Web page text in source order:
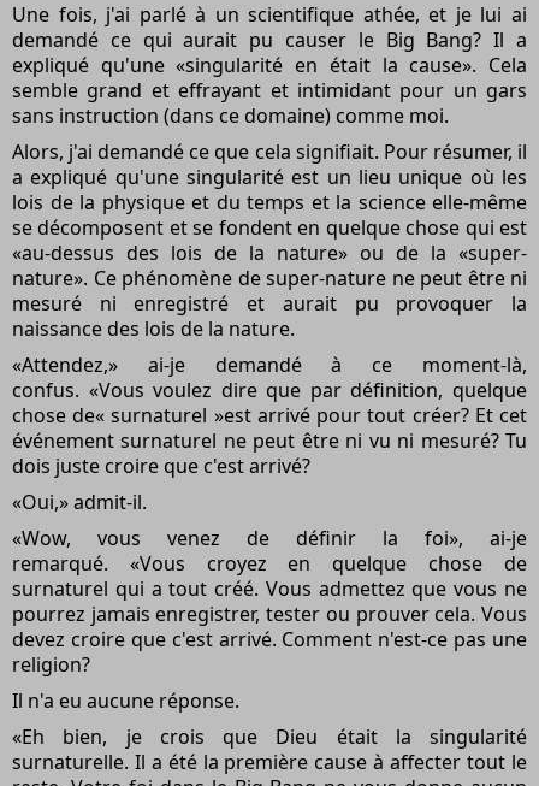
Une fois, j'ai parlé à un scientifique athée, et je lui ai
demandé ce qui aurait pu causer le Big Bang? Il a
expliqué qu'une «singularité en était la cause». Cela
semble grand et effrayant et intimidant pour un gars
sans instruction (dans ce domaine) comme moi.
Alors, j'ai demandé ce que cela signifiait. Pour résumer, il
a expliqué qu'une singularité est un lieu unique où les
lois de la physique et du temps et la science elle-même
se décomposent et se fondent en quelque chose qui est
«au-dessus des lois de la nature» ou de la «super-
nature». Ce phénomène de super-nature ne peut être ni
mesuré ni enregistré et aurait pu provoquer la
naissance des lois de la nature.
«Attendez,» ai-je demandé à ce moment-là,
confus. «Vous voulez dire que par définition, quelque
chose de« surnaturel »est arrivé pour tout créer? Et cet
événement surnaturel ne peut être ni vu ni mesuré? Tu
dois juste croire que c'est arrivé?
«Oui,» admit-il.
«Wow, vous venez de définir la foi», ai-je
remarqué. «Vous croyez en quelque chose de
surnaturel qui a tout créé. Vous admettez que vous ne
pourrez jamais enregistrer, tester ou prouver cela. Vous
devez croire que c'est arrivé. Comment n'est-ce pas une
religion?
Il n'a eu aucune réponse.
«Eh bien, je crois que Dieu était la singularité
surnaturelle. Il a été la première cause à affecter tout le